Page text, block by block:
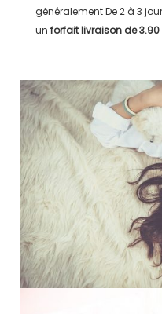
généralementDe 2 à 3
un forfait livraison de3.90